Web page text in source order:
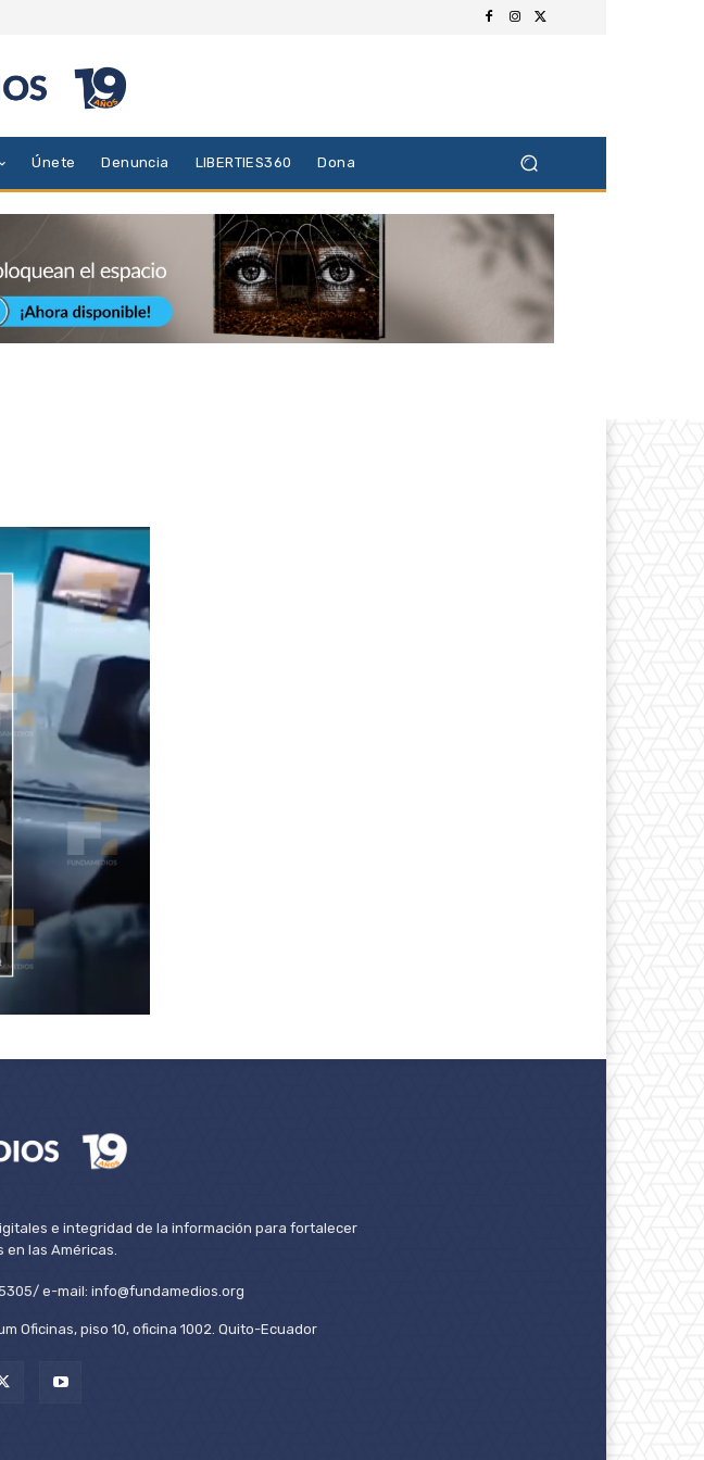
Únete Denuncia LIBERTIES360 Dona
e integridad de la información para fortalecer
las Américas.
e-mail: info@fundamedios.org
Oficinas, piso 10, oficina 1002. Quito-Ecuador